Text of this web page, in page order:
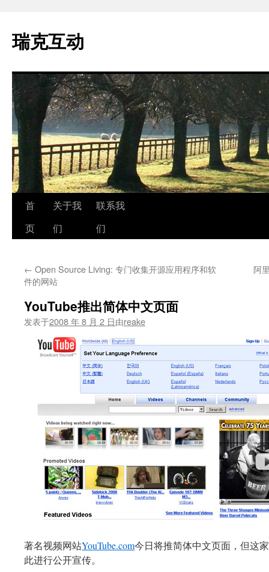
瑞克互动
跳
至
文
首
页
关于我
们
联系我
们
← Open Source Living: 专门收集开源应用程序和软
件的网站
阿
YouTube推出简体中文页面
发表于2008 年 8 月 2 日由reake
著名视频网站YouTube.com今日将推简体中文页面，但这
此进行公开宣传。